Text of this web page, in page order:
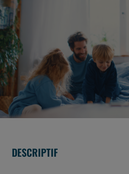
DESCRIPTIF